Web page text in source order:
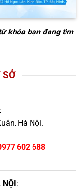
khóa bạn đang tìm
SỞ
Hà Nội.
602 688
NỘI: